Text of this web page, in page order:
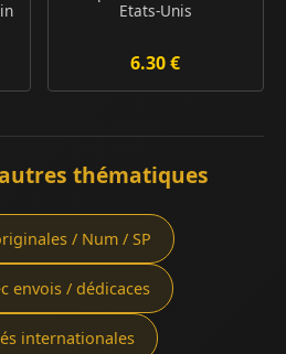
Etats-Unis
6.30 €
thématiques
/ Num / SP
envois / dédicaces
internationales